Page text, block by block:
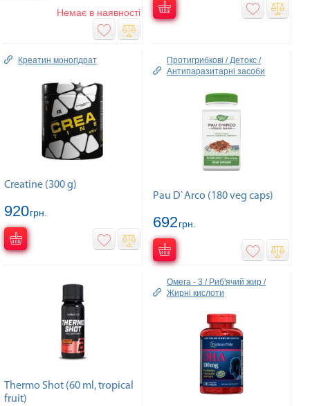
Немає в наявності
Креатин моногідрат
Creatine (300 g)
920грн.
Протигрибкові / Детокс /
Антипаразитарні засоби
Pau D`Arco (180 veg caps)
692грн.
Thermo Shot (60 ml, tropical
fruit)
Омега - 3 / Риб'ячий жир /
Жирні кислоти